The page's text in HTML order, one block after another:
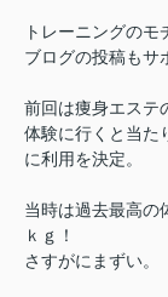
トレーニングの
ブログの投稿もサ
前回は痩身エステ
体験に行くと当た
に利用を決定。
当時は過去最高の
ｋｇ！
さすがにまずい。